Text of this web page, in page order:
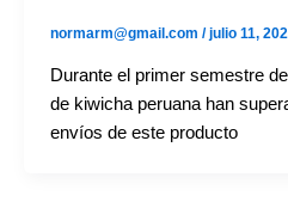
normarm@gmail.com /julio 11,
Durante el primer semestre
de kiwicha peruana han
envíos de este producto